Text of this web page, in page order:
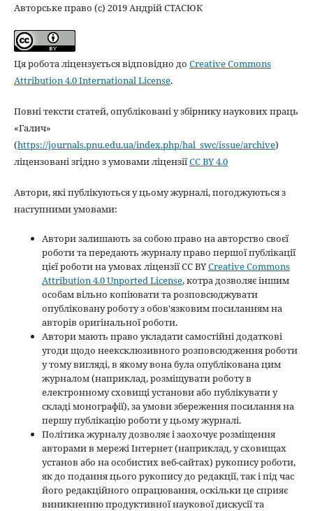
Авторське право (c) 2019 Андрій СТАСЮК
Ця робота ліцензується відповідно до Creative Commons
Attribution 4.0 International License.
Повні тексти статей, опубліковані у збірнику наукових праць
«Галич»
(https://journals.pnu.edu.ua/index.php/hal_swc/issue/archive)
ліцензовані згідно з умовами ліцензіїCC BY 4.0
Автори, які публікуються у цьому журналі, погоджуються з
наступними умовами:
Автори залишають за собою право на авторство своєї
роботи та передають журналу право першої публікації
цієї роботи на умовах ліцензії CC BYCreative Commons
Attribution 4.0 Unported License, котра дозволяє іншим
особам вільно копіювати та розповсюджувати
опубліковану роботу з обов'язковим посиланням на
авторів оригінальної роботи.
Автори мають право укладати самостійні додаткові
угоди щодо неексклюзивного розповсюдження роботи
у тому вигляді, в якому вона була опублікована цим
журналом (наприклад, розміщувати роботу в
електронному сховищі установи або публікувати у
складі монографії), за умови збереження посилання на
першу публікацію роботи у цьому журналі.
Політика журналу дозволяє і заохочує розміщення
авторами в мережі Інтернет (наприклад, у сховищах
установ або на особистих веб-сайтах) рукопису роботи,
як до подання цього рукопису до редакції, так і під час
його редакційного опрацювання, оскільки це сприяє
виникненню продуктивної наукової дискусії та